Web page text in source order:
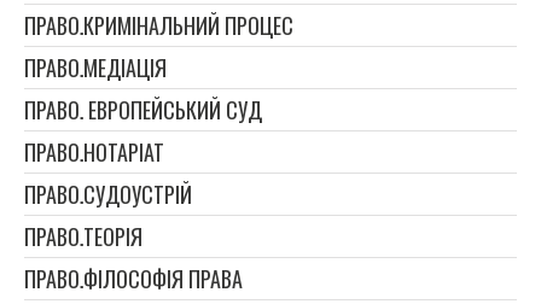
ПРАВО.КРИМІНАЛЬНИЙ ПРОЦЕС
ПРАВО.МЕДІАЦІЯ
ПРАВО. ЕВРОПЕЙСЬКИЙ СУД
ПРАВО.НОТАРІАТ
ПРАВО.СУДОУСТРІЙ
ПРАВО.ТЕОРІЯ
ПРАВО.ФІЛОСОФІЯ ПРАВА